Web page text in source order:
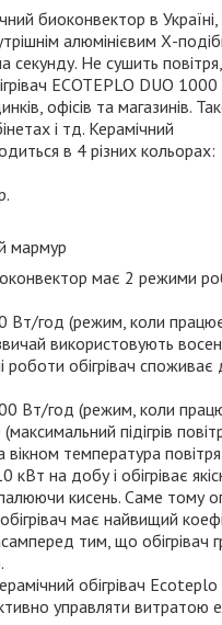
биоконвектор в Україні,
алюмінієвим Х-
секунду. Не сушить
ECOTEPLO DUO
офісів та магазинів.
і тд. Керамічний
в 4 різних кольорах:
мармур
має 2 режими
Вт/год (режим, коли працює
використовують
обігрівач
Вт/год (режим, коли
підігрів
вікном температура
кВт на добу і обігріває
кисень. Саме
має найвищий
тим, що обігрівач
обігрівач
управляти витратою